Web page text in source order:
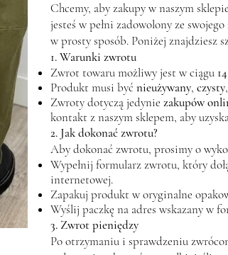
Chcemy, aby zakupy w naszym
jesteś w pełni zadowolony ze
w prosty sposób. Poniżej znajdziesz
1. Warunki zwrotu
Zwrot towaru możliwy jest w ciągu
Produkt musi być nieużywany, czysty
Zwroty dotyczą jedynie zakupów
kontakt z naszym sklepem, aby
2. Jak dokonać zwrotu?
Aby dokonać zwrotu, prosimy o
Wypełnij formularz zwrotu, który
internetowej.
Zapakuj produkt w oryginalne
Wyślij paczkę na adres wskazany w
3. Zwrot pieniędzy
Po otrzymaniu i sprawdzeniu